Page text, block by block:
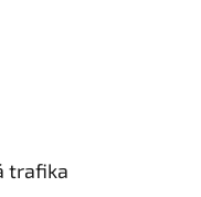
trafika